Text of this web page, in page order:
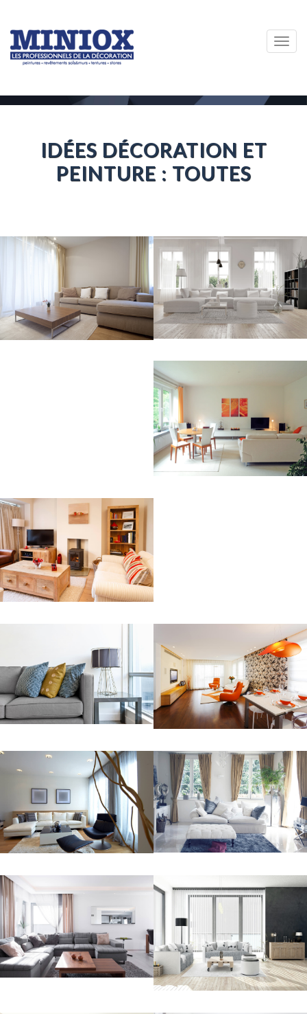
IDÉES DÉCORATION ET
PEINTURE : TOUTES